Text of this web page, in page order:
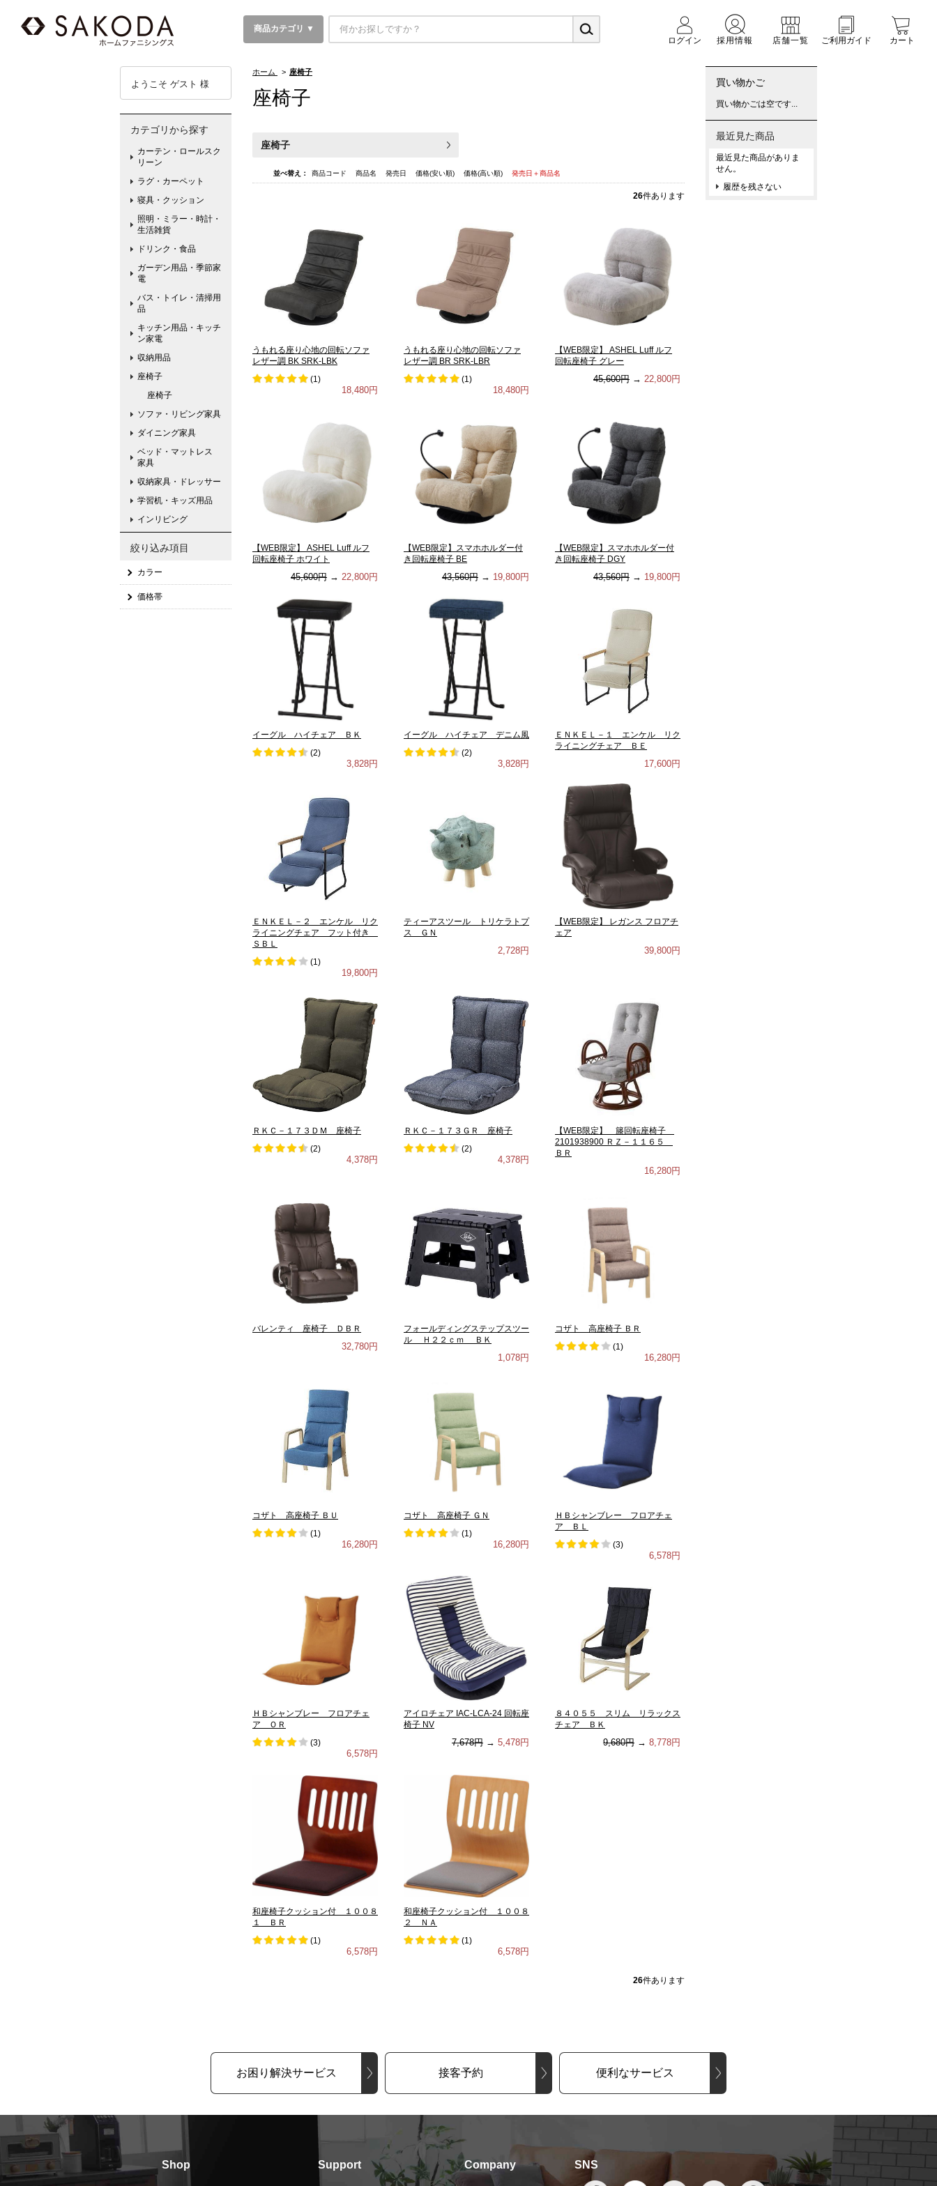
商品カテゴリ ▼
ログイン
採用情報 店舗一覧 ご利用ガイド カート
ホーム > 座椅子
座椅子
座椅子
並べ替え： 商品コード 商品名 発売日 価格(安い順) 価格(高い順) 発売日＋商品名
26件あります
うもれる座り心地の回転ソファ
レザー調 BK SRK-LBK
(1)
18,480円
うもれる座り心地の回転ソファ
レザー調 BR SRK-LBR
(1)
18,480円
【WEB限定】 ASHEL Luff ルフ
回転座椅子 グレー
45,600円 → 22,800円
【WEB限定】 ASHEL Luff ルフ
回転座椅子 ホワイト
45,600円 → 22,800円
【WEB限定】スマホホルダー付
き回転座椅子 BE
43,560円 → 19,800円
【WEB限定】スマホホルダー付
き回転座椅子 DGY
43,560円 → 19,800円
イーグル ハイチェア ＢＫ
(2)
3,828円
イーグル ハイチェア デニム風
(2)
3,828円
ＥＮＫＥＬ－１ エンケル リク
ライニングチェア ＢＥ
17,600円
ＥＮＫＥＬ－２ エンケル リク
ライニングチェア フット付き
ＳＢＬ
(1)
19,800円
ティーアスツール トリケラトプ
ス ＧＮ
2,728円
【WEB限定】 レガンス フロアチ
ェア
39,800円
ＲＫＣ－１７３ＤＭ 座椅子
(2)
4,378円
ＲＫＣ－１７３ＧＲ 座椅子
(2)
4,378円
【WEB限定】 籐回転座椅子
2101938900 ＲＺ－１１６５
ＢＲ
16,280円
バレンティ 座椅子 ＤＢＲ
32,780円
フォールディングステップスツー
ル Ｈ２２ｃｍ ＢＫ
1,078円
コザト 高座椅子 ＢＲ
(1)
16,280円
コザト 高座椅子 ＢＵ
(1)
16,280円
コザト 高座椅子 ＧＮ
(1)
16,280円
ＨＢシャンブレー フロアチェ
ア ＢＬ
(3)
6,578円
ＨＢシャンブレー フロアチェ
ア ＯＲ
(3)
6,578円
アイロチェア IAC-LCA-24 回転座
椅子 NV
7,678円 → 5,478円
８４０５５ スリム リラックス
チェア ＢＫ
9,680円 → 8,778円
和座椅子クッション付 １００８
１ ＢＲ
(1)
6,578円
和座椅子クッション付 １００８
２ ＮＡ
(1)
6,578円
26件あります
ようこそ ゲスト 様
カテゴリから探す
カーテン・ロールスク
リーン
ラグ・カーペット
寝具・クッション
照明・ミラー・時計・
生活雑貨
ドリンク・食品
ガーデン用品・季節家
電
バス・トイレ・清掃用
品
キッチン用品・キッチ
ン家電
収納用品
座椅子
座椅子
ソファ・リビング家具
ダイニング家具
ベッド・マットレス
家具
収納家具・ドレッサー
学習机・キッズ用品
インリビング
絞り込み項目
カラー
価格帯
買い物かご
買い物かごは空です...
最近見た商品
最近見た商品がありま
せん。
履歴を残さない
お困り解決サービス 接客予約 便利なサービス
Shop Support Company SNS